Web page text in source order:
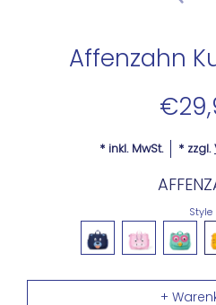
Affenzahn
* inkl. MwSt. * zzgl.
Style